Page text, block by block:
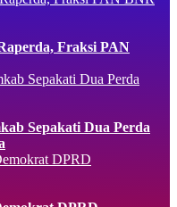
Fraksi PAN
Sepakati Dua Perda